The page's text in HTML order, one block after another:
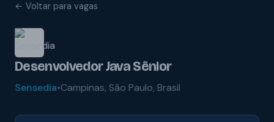
← Voltar para vagas
Desenvolvedor Java Sênior
Sensedia•Campinas, São Paulo, Brasil